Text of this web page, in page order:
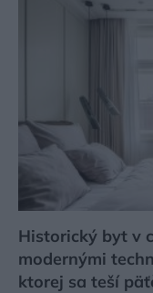
Historický byt v
modernými
ktorej sa teší